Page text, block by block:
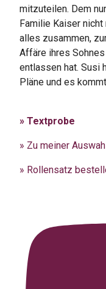
mitzuteilen. Dem
Familie Kaiser
alles zusammen,
Affäre ihres
entlassen hat. Susi
Pläne und es
» Textprobe
» Zu meiner
» Rollensatz